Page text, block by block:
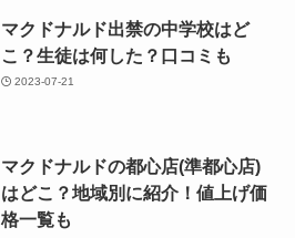
マクドナルド出禁の中学校はど
こ？生徒は何した？口コミも
2023-07-21
マクドナルドの都心店(準都心店)
はどこ？地域別に紹介！値上げ価
格一覧も